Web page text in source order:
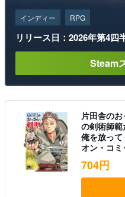
インディー RPG
リリース日：2026年第4四
Steam
片田舎の
の剣術師
俺を放っ
オン・コミ
704円